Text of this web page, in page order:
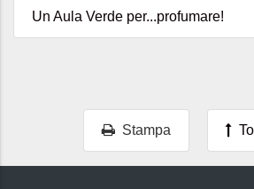
Un Aula Verde per...profumare!
Stampa